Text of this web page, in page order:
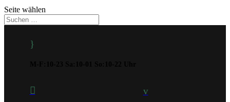
Seite wählen
}
 v